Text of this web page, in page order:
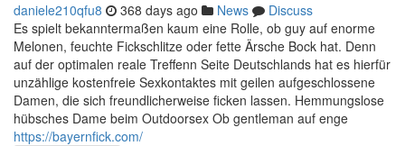
daniele210qfu8 368 days ago News
Discuss
Es spielt bekanntermaßen kaum eine Rolle, ob guy auf enorme
Melonen, feuchte Fickschlitze oder fette Ärsche Bock hat. Denn
auf der optimalen reale Treffenn Seite Deutschlands hat es hierfür
unzählige kostenfreie Sexkontaktes mit geilen aufgeschlossene
Damen, die sich freundlicherweise ficken lassen. Hemmungslose
hübsches Dame beim Outdoorsex Ob gentleman auf enge
https://bayernfick.com/